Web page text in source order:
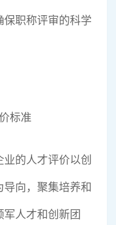
保职称评审的科学
标准
业的人才评价以创
向，聚集培养和
人才和创新团